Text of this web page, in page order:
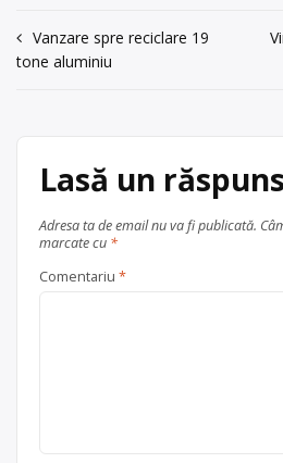
Navigare
în
Vanzare spre reciclare 19
tone aluminiu
Lasă un răspuns
Adresa ta de email nu va fi publicată.
marcate cu *
Comentariu *